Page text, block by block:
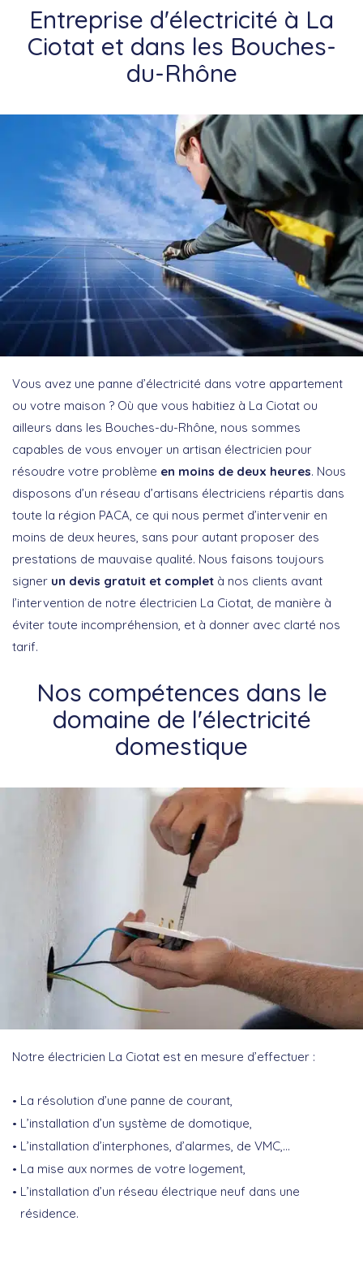
Entreprise d'électricité à La
Ciotat et dans les Bouches-
du-Rhône
Vous avez une panne d’électricité dans votre appartement
ou votre maison ? Où que vous habitiez à La Ciotat ou
ailleurs dans les Bouches-du-Rhône, nous sommes
capables de vous envoyer un artisan électricien pour
résoudre votre problème en moins de deux heures. Nous
disposons d’un réseau d’artisans électriciens répartis dans
toute la région PACA, ce qui nous permet d’intervenir en
moins de deux heures, sans pour autant proposer des
prestations de mauvaise qualité. Nous faisons toujours
signer un devis gratuit et complet à nos clients avant
l’intervention de notre électricien La Ciotat, de manière à
éviter toute incompréhension, et à donner avec clarté nos
tarif.
Nos compétences dans le
domaine de l'électricité
domestique
Notre électricien La Ciotat est en mesure d’effectuer :
La résolution d’une panne de courant,
L’installation d’un système de domotique,
L’installation d’interphones, d’alarmes, de VMC,…
La mise aux normes de votre logement,
L’installation d’un réseau électrique neuf dans une
résidence.